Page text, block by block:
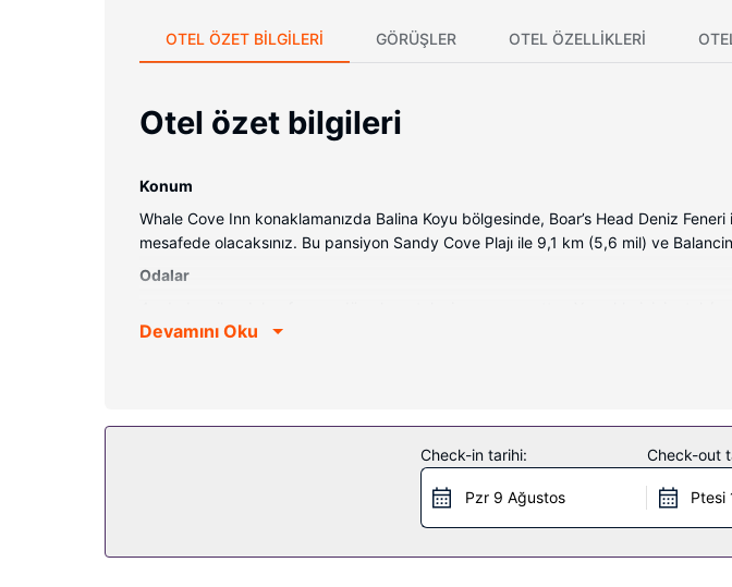
OTEL ÖZET BILGILERI GÖRÜŞLER OTEL ÖZELLIKLERI
Otel özet bilgileri
Konum
Whale Cove Inn konaklamanızda Balina Koyu bölgesinde, Boar’s Head Deniz
mesafede olacaksınız. Bu pansiyon Sandy Cove Plajı ile 9,1 km (5,6 mil) ve
Odalar
Misafirlerimizin iyi vakit geçirebilmesi için dijital TV kanalları vardır. Banyolarda derin
Misafirler için hızlı giriş, hızlı çıkış ve 24 saat açık resepsiyon mevcuttur. Ücretsiz
Devamını Oku
Check-in tarihi:
Pzr 9 Ağustos
Check-out
Ptesi